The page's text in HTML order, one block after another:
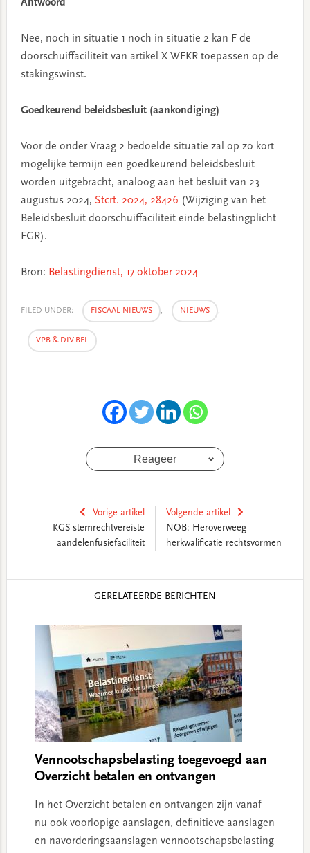
Antwoord
Nee, noch in situatie 1 noch in situatie 2 kan F de
doorschuiffaciliteit van artikel X WFKR toepassen op de
stakingswinst.
Goedkeurend beleidsbesluit (aankondiging)
Voor de onder Vraag 2 bedoelde situatie zal op zo kort
mogelijke termijn een goedkeurend beleidsbesluit
worden uitgebracht, analoog aan het besluit van 23
augustus 2024, Stcrt. 2024, 28426 (Wijziging van het
Beleidsbesluit doorschuiffaciliteit einde belastingplicht
FGR).
Bron: Belastingdienst, 17 oktober 2024
FILED UNDER: FISCAAL NIEUWS , NIEUWS ,
VPB & DIV.BEL
Reageer
Vorige artikel
KGS stemrechtvereiste
aandelenfusiefaciliteit
Volgende artikel
NOB: Heroverweeg
herkwalificatie rechtsvormen
GERELATEERDE BERICHTEN
Vennootschapsbelasting toegevoegd aan
Overzicht betalen en ontvangen
In het Overzicht betalen en ontvangen zijn vanaf
nu ook voorlopige aanslagen, definitieve aanslagen
en navorderingsaanslagen vennootschapsbelasting